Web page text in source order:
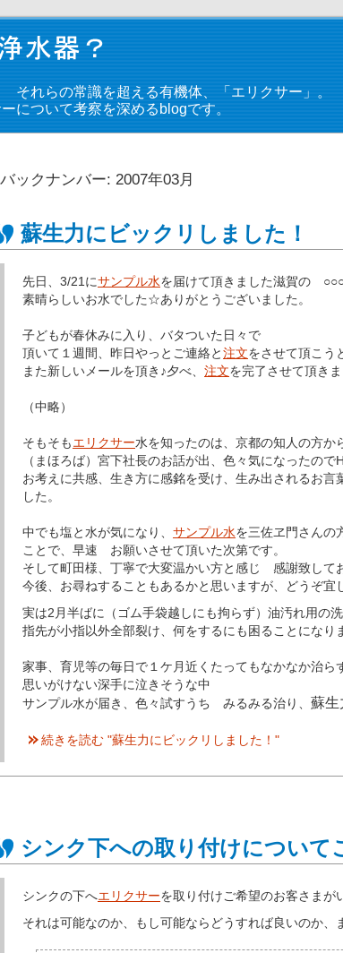
それらの常識を超える有機体、「エリクサー」。
について考察を深めるblogです。
バックナンバー: 2007年03月
蘇生力にビックリしました！
先日、3/21にサンプル水を届けて頂きました滋賀の
素晴らしいお水でした☆ありがとうございました。
子どもが春休みに入り、バタついた日々で
頂いて１週間、昨日やっとご連絡と注文をさせて頂こう
また新しいメールを頂き♪夕べ、 注文を完了させて頂きま
（中略）
そもそもエリクサー水を知ったのは、京都の知人の方か
（まほろば）宮下社長のお話が出、色々気になったので
お考えに共感、生き方に感銘を受け、生み出されるお言
した。
中でも塩と水が気になり、 サンプル水を三佐ヱ門さんの
ことで、早速 お願いさせて頂いた次第です。
そして町田様、丁寧で大変温かい方と感じ 感謝致して
今後、お尋ねすることもあるかと思いますが、どうぞ宜
実は2月半ばに（ゴム手袋越しにも拘らず）油汚れ用の洗
指先が小指以外全部裂け、何をするにも困ることになり
家事、育児等の毎日で１ケ月近くたってもなかなか治ら
思いがけない深手に泣きそうな中
サンプル水が届き、色々試すうち みるみる治り、 蘇生
続きを読む "蘇生力にビックリしました！"
シンク下への取り付けについて
シンクの下へエリクサーを取り付けご希望のお客さまが
それは可能なのか、もし可能ならどうすれば良いのか、